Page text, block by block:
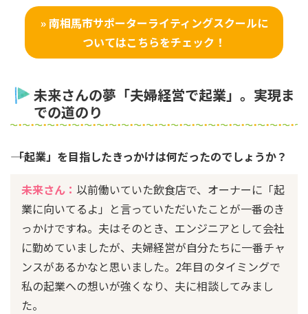
» 南相馬市サポーターライティングスクールに
ついてはこちらをチェック！
未来さんの夢「夫婦経営で起業」。実現ま
での道のり
―― 「起業」を目指したきっかけは何だったのでしょうか？
未来さん： 以前働いていた飲食店で、オーナーに「起
業に向いてるよ」と言っていただいたことが一番のき
っかけですね。夫はそのとき、エンジニアとして会社
に勤めていましたが、夫婦経営が自分たちに一番チャ
ンスがあるかなと思いました。2年目のタイミングで
私の起業への想いが強くなり、夫に相談してみまし
た。